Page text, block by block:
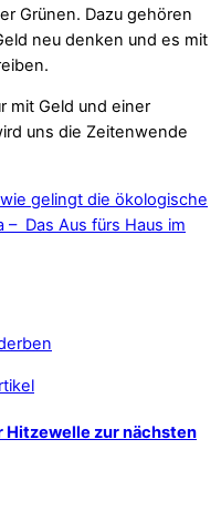
Grünen. Dazu gehören
neu denken und es mit
mit Geld und einer
uns die Zeitenwende
gelingt die ökologische
– Das Aus fürs Haus im
Hitzewelle zur nächsten